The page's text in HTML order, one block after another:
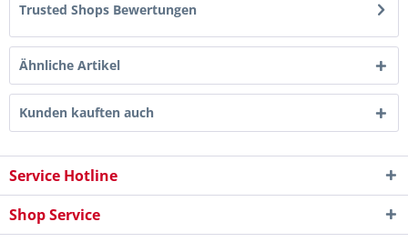
Trusted Shops Bewertungen
Ähnliche Artikel
Kunden kauften auch
Service Hotline
Shop Service